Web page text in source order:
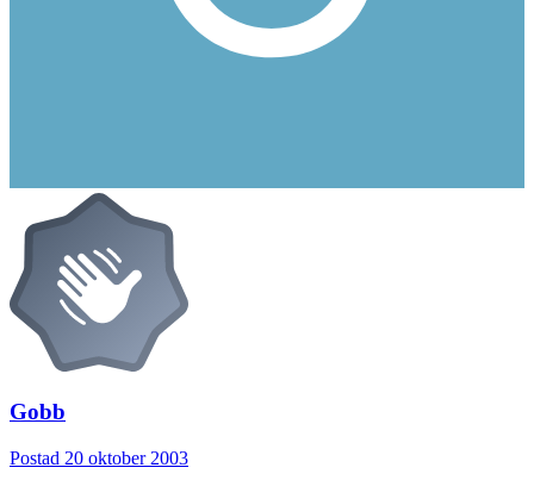
Gobb
Postad 20 oktober 2003